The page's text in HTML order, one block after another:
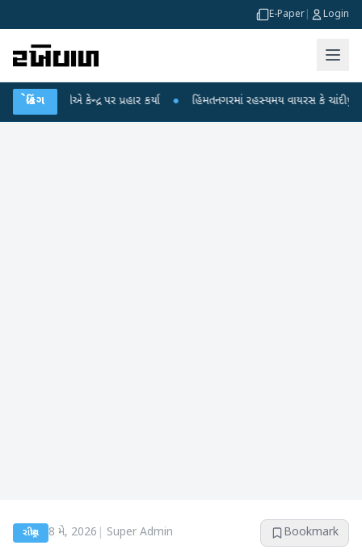
E-Paper Login
બ્રેકિંગ
કેન્દ્ર પર પ્રહાર કર્યા ● હિંમતનગરમાં રહસ્યમય વાયરસ કે ચાંદીપુરા? 6
રાષ્ટ્રીય 8 મે, 2026 Super Admin Bookmark